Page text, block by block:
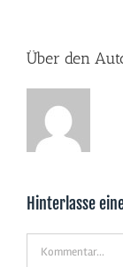
Über den
Hinterlasse